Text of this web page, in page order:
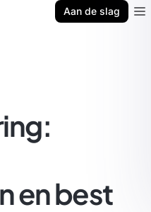
Aan de slag
en best